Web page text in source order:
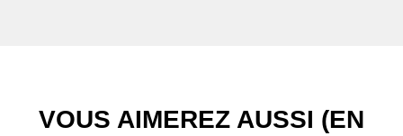
VOUS AIMEREZ AUSSI (EN